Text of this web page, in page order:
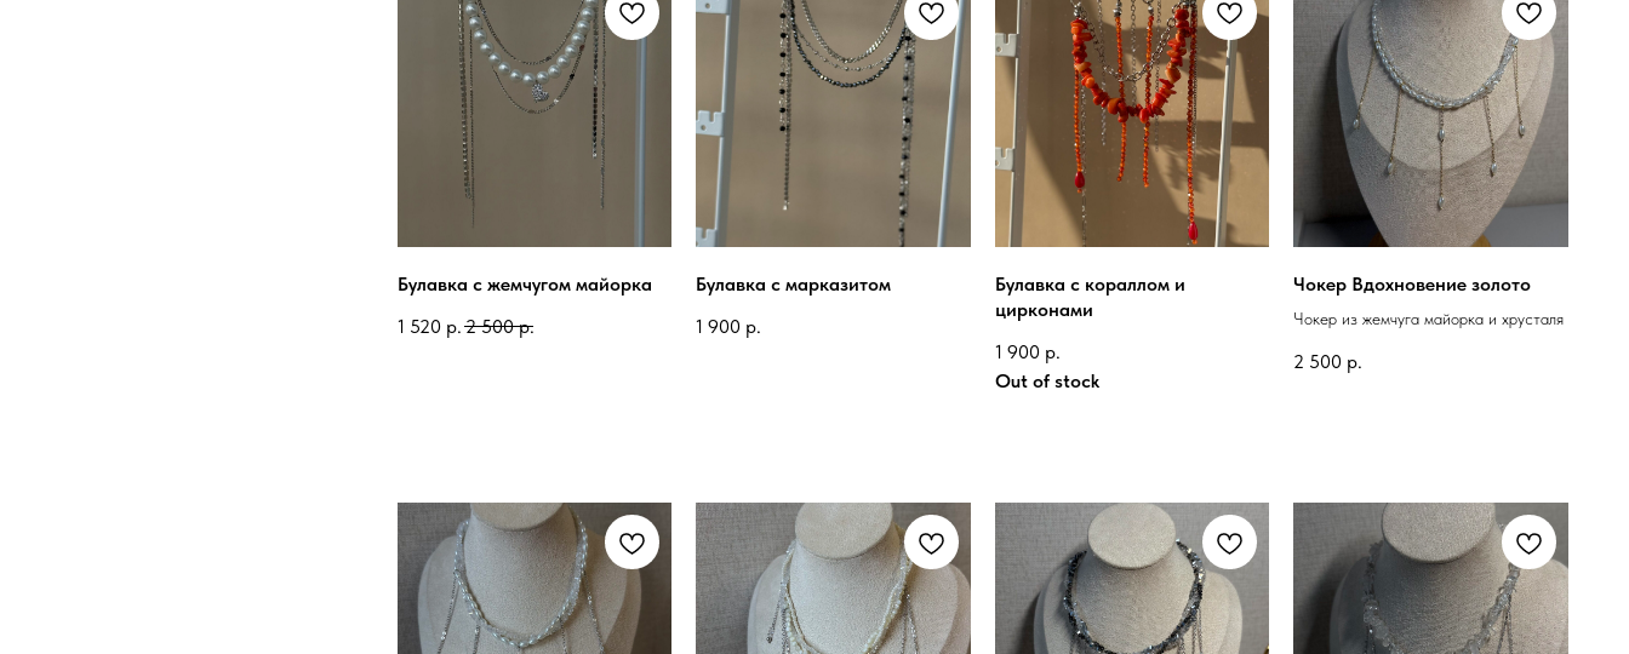
Булавка с жемчугом майорка
1 520 р. 2 500 р.
Булавка с марказитом
1 900 р.
Булавка с кораллом и
цирконами
1 900 р.
Out of stock
Чокер Вдохновение золото
Чокер из жемчуга майорка и хрусталя
2 500 р.